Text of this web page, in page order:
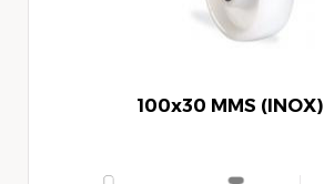
100x30 MMS (INOX)